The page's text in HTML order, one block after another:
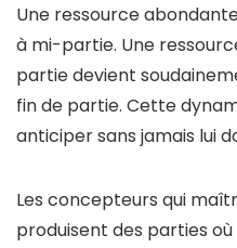
Une ressource
à mi-partie. Une
partie devient
fin de partie. Cette
anticiper sans jamais lui
Les concepteurs qui
produisent des parties